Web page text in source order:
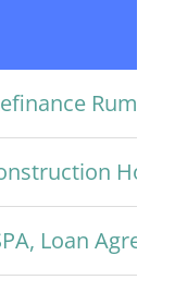
Rumah
Loan